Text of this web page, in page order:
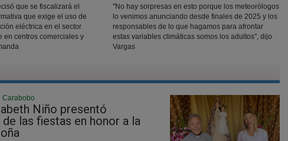
que se fiscalizará el
que exige el uso de
eléctrica en el sector
en centros comerciales y
"No hay sorpresas en esto porque los meteorólogos
lo venimos anunciando desde finales de 2025 y los
responsables de lo que hagamos para afrontar
estas variables climáticas somos los adultos", dijo
Vargas
Carabobo
Niño presentó
las fiestas en honor a la